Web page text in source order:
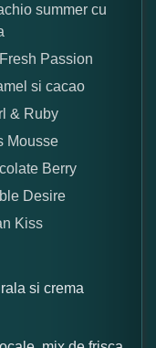
summer cu
Passion
si cacao
& Ruby
Mousse
Berry
Desire
Kiss
si crema